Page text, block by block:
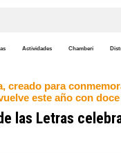
Actividades Chamberí
creado para
este año con
las Letras